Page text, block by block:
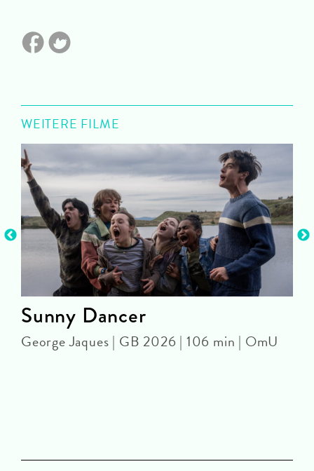
WEITERE FILME
Sunny Dancer
George Jaques | GB 2026 | 106 min | OmU